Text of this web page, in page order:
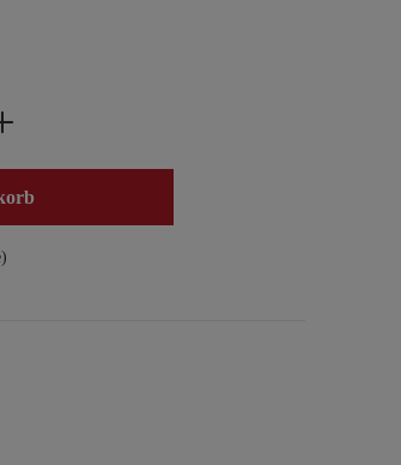
gewünschten Wert ein oder